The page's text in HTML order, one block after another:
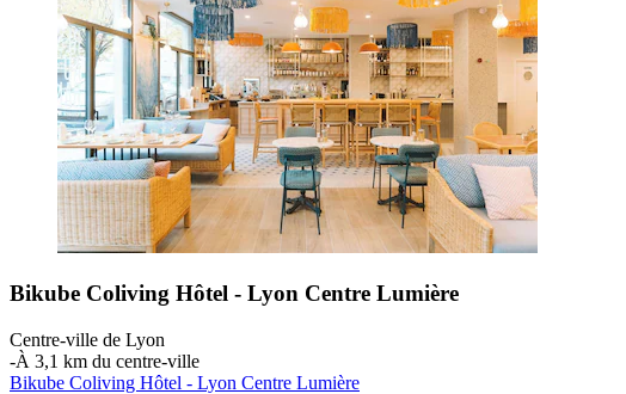
Bikube Coliving Hôtel - Lyon Centre Lumière
Centre-ville de Lyon
‐À 3,1 km du centre-ville
Bikube Coliving Hôtel - Lyon Centre Lumière